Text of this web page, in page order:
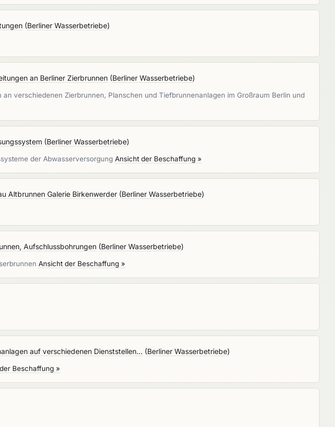
(Berliner Wasserbetriebe)
an Berliner Zierbrunnen (Berliner Wasserbetriebe)
verschiedenen Zierbrunnen, Planschen und Tiefbrunnenanlagen im Großraum Berlin und
(Berliner Wasserbetriebe)
der Abwasserversorgung Ansicht der Beschaffung »
Altbrunnen Galerie Birkenwerder (Berliner Wasserbetriebe)
Aufschlussbohrungen (Berliner Wasserbetriebe)
Ansicht der Beschaffung »
auf verschiedenen Dienststellen... (Berliner Wasserbetriebe)
Beschaffung »